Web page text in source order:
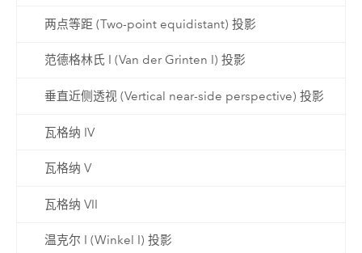
两点等距 (Two-point equidistant) 投影
范德格林氏 I (Van der Grinten I) 投影
垂直近侧透视 (Vertical near-side perspective) 投影
瓦格纳 IV
瓦格纳 V
瓦格纳 VII
温克尔 I (Winkel I) 投影